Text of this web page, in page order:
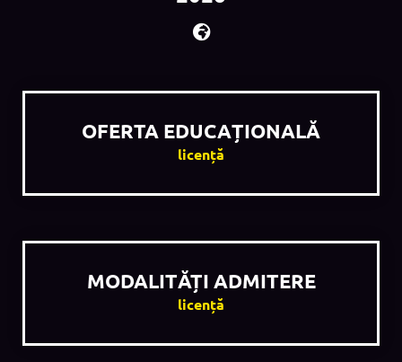
OFERTA EDUCAȚIONALĂ
licență
MODALITĂȚI ADMITERE
licență